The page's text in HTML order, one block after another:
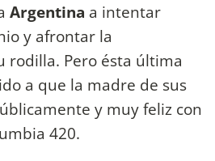
Argentina a intentar
y afrontar la
rodilla. Pero ésta última
a que la madre de sus
y muy feliz con
420.